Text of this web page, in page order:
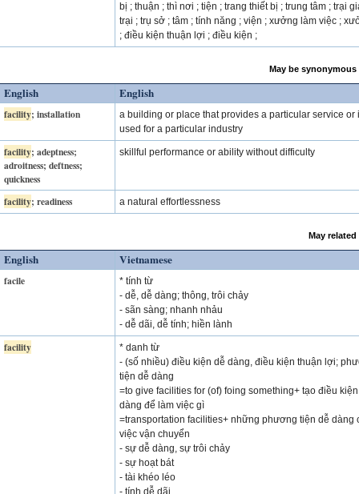
bị ; thuận ; thì nơi ; tiện ; trang thiết bị ; trung tâm ; trại
trại ; trụ sở ; tâm ; tính năng ; viện ; xưởng làm việc ;
; điều kiện thuận lợi ; điều kiện ;
May be
English English
facility; installation
a building or place that provides a particular service or
used for a particular industry
facility; adeptness;
adroitness; deftness;
quickness
skillful performance or ability without difficulty
facility; readiness a natural effortlessness
May
English Vietnamese
facile
* tính từ
- dễ, dễ dàng; thông, trôi chảy
- sãn sàng; nhanh nhảu
- dễ dãi, dễ tính; hiền lành
facility
* danh từ
- (số nhiều) điều kiện dễ dàng, điều kiện thuận lợi;
tiện dễ dàng
=to give facilities for (of) foing something+ tạo điều
dàng để làm việc gì
=transportation facilities+ những phương tiện dễ dàng
việc vận chuyển
- sự dễ dàng, sự trôi chảy
- sự hoạt bát
- tài khéo léo
- tính dễ dãi